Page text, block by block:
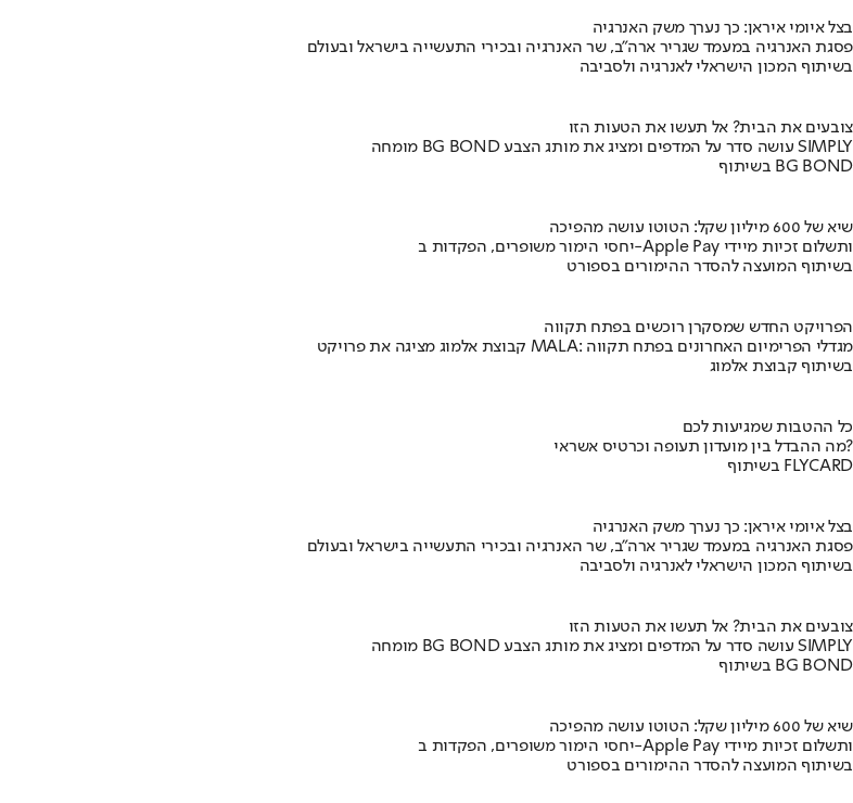
בצל איומי איראן: כך נערך משק האנרגיה
פסגת האנרגיה במעמד שגריר ארה"ב, שר האנרגיה ובכירי התעשייה בישראל ובעולם
בשיתוף המכון הישראלי לאנרגיה ולסביבה
צובעים את הבית? אל תעשו את הטעות הזו
מומחה BG BOND עושה סדר על המדפים ומציג את מותג הצבע SIMPLY
בשיתוף BG BOND
שיא של 600 מיליון שקל: הטוטו עושה מהפיכה
יחסי הימור משופרים, הפקדות ב-Apple Pay ותשלום זכיות מיידי
בשיתוף המועצה להסדר ההימורים בספורט
הפרויקט החדש שמסקרן רוכשים בפתח תקווה
קבוצת אלמוג מציגה את פרויקט MALA: מגדלי הפרימיום האחרונים בפתח תקווה
בשיתוף קבוצת אלמוג
כל ההטבות שמגיעות לכם
מה ההבדל בין מועדון תעופה וכרטיס אשראי?
בשיתוף FLYCARD
בצל איומי איראן: כך נערך משק האנרגיה
פסגת האנרגיה במעמד שגריר ארה"ב, שר האנרגיה ובכירי התעשייה בישראל ובעולם
בשיתוף המכון הישראלי לאנרגיה ולסביבה
צובעים את הבית? אל תעשו את הטעות הזו
מומחה BG BOND עושה סדר על המדפים ומציג את מותג הצבע SIMPLY
בשיתוף BG BOND
שיא של 600 מיליון שקל: הטוטו עושה מהפיכה
יחסי הימור משופרים, הפקדות ב-Apple Pay ותשלום זכיות מיידי
בשיתוף המועצה להסדר ההימורים בספורט